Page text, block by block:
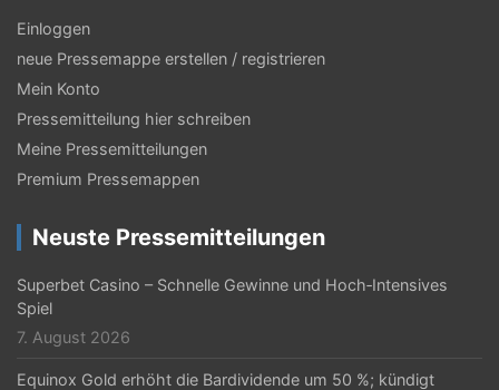
Einloggen
neue Pressemappe erstellen / registrieren
Mein Konto
Pressemitteilung hier schreiben
Meine Pressemitteilungen
Premium Pressemappen
Neuste Pressemitteilungen
Superbet Casino – Schnelle Gewinne und Hoch‑Intensives
Spiel
7. August 2026
Equinox Gold erhöht die Bardividende um 50 %; kündigt